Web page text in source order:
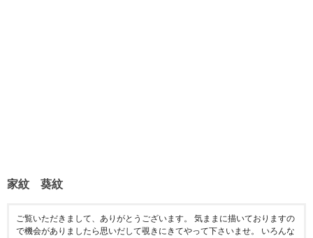
家紋 葵紋
ご覧いただきまして、ありがとうございます。 気ままに描いておりますの
で機会がありましたら思いだして覗きにきてやって下さいませ。 いろんな